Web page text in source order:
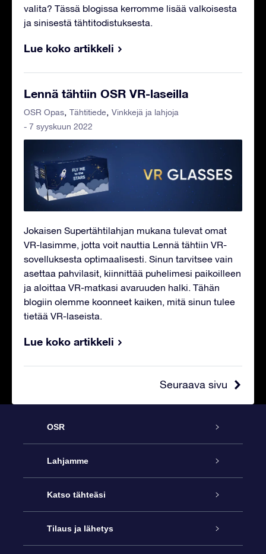
valita? Tässä blogissa kerromme lisää valkoisesta
ja sinisestä tähtitodistuksesta.
Lue koko artikkeli
Lennä tähtiin OSR VR-laseilla
OSR Opas Tähtitiede
Vinkkejä ja lahjoja
- 7 syyskuun 2022
Jokaisen Supertähtilahjan mukana tulevat omat
VR-lasimme, jotta voit nauttia Lennä tähtiin VR-
sovelluksesta optimaalisesti. Sinun tarvitsee vain
asettaa pahvilasit, kiinnittää puhelimesi paikoilleen
ja aloittaa VR-matkasi avaruuden halki. Tähän
blogiin olemme koonneet kaiken, mitä sinun tulee
tietää VR-laseista.
Lue koko artikkeli
Seuraava sivu
OSR
Palvelu
Ota meihin yhteyttä
Blogi
Lahjamme
Online Star -lahja
OSR-lahjapakkaus
Katso tähteäsi
Star Register
Tilaus ja lähetys